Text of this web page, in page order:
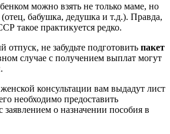
можно взять не только маме, но
бабушка, дедушка и т.д.). Правда,
такое практикуется редко.
отпуск, не забудьте подготовить пакет
случае с получением выплат могут
консультации вам выдадут лист
необходимо предоставить
заявлением о назначении пособия в